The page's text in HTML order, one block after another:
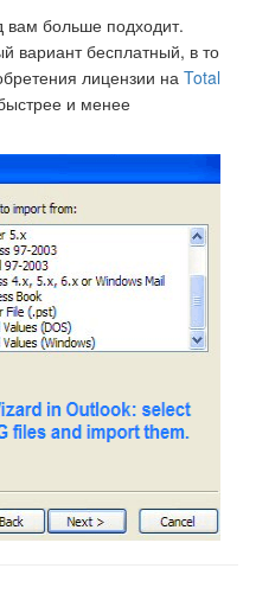
больше подходит.
вариант бесплатный, в то
лицензии на Total
и менее